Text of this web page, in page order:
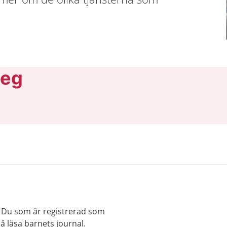
som är registrerad som
läsa barnets journal.